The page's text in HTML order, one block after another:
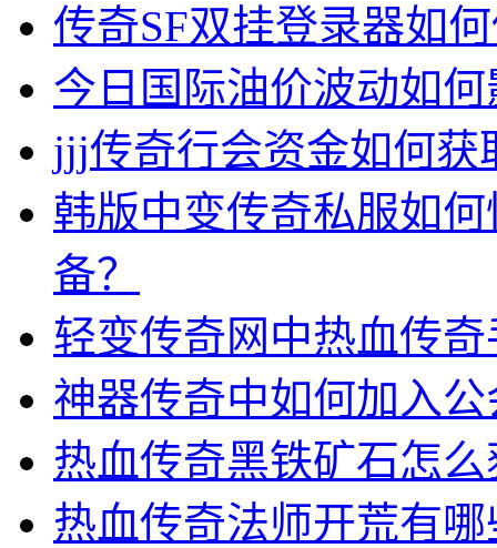
传奇SF双挂登录器如
今日国际油价波动如
jjj传奇行会资金如何获
韩版中变传奇私服如
备？
轻变传奇网中热血传
神器传奇中如何加入公
热血传奇黑铁矿石怎
热血传奇法师开荒有